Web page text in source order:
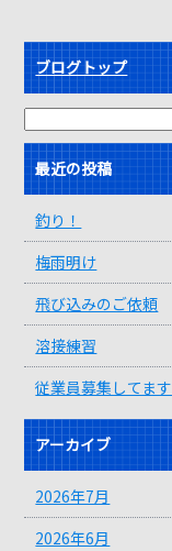
ブログトップ
最近の投稿
釣り！
梅雨明け
飛び込みのご依頼
溶接練習
従業員募集してます
アーカイブ
2026年7月
2026年6月